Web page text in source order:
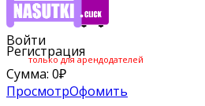
Войти
Регистрация
только для арендодателей
Сумма: 0₽
ПросмотрОфомить